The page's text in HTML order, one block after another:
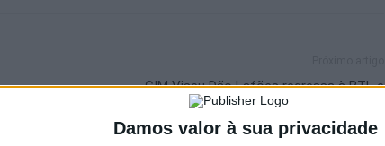
Damos valor à sua privacidade
CIM Viseu Dão Lafões regressa à BTL e
promete experiências sensoriais